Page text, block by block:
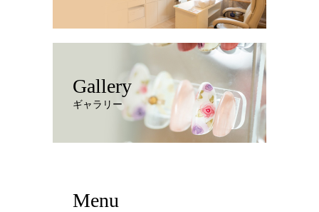
Gallery
ギャラリー
Menu